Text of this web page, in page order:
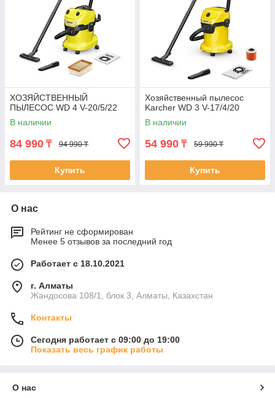
ХОЗЯЙСТВЕННЫЙ
ПЫЛЕСОС WD 4 V-20/5/22
В наличии
84 990 ₸ 94 990 ₸
Купить
Хозяйственный пылесос
Karcher WD 3 V-17/4/20
В наличии
54 990 ₸ 59 990 ₸
Купить
О нас
Рейтинг не сформирован
Менее 5 отзывов за последний год
Работает с 18.10.2021
г. Алматы
Жандосова 108/1, блок 3, Алматы, Казахстан
Контакты
Сегодня работает с 09:00 до 19:00
Показать весь график работы
О нас